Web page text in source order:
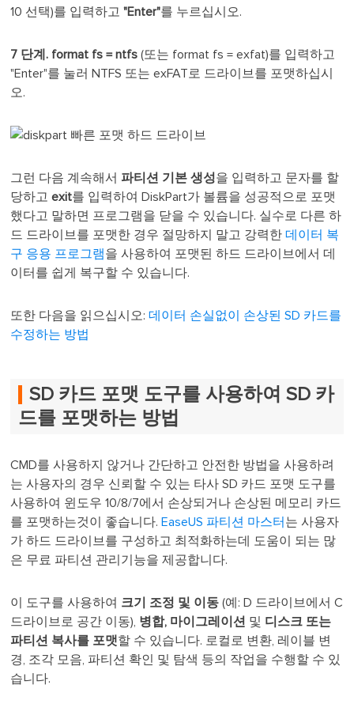
10 선택)를 입력하고"Enter"를 누르십시오.
7 단계. format fs = ntfs (또는 format fs = exfat)를 입력하고
"Enter"를 눌러 NTFS 또는 exFAT로 드라이브를 포맷하십시
오.
그런 다음 계속해서 파티션 기본 생성을 입력하고 문자를 할
당하고exit를 입력하여 DiskPart가 볼륨을 성공적으로 포맷
했다고 말하면 프로그램을 닫을 수 있습니다. 실수로 다른 하
드 드라이브를 포맷한 경우 절망하지 말고 강력한데이터 복
구 응용 프로그램을 사용하여 포맷된 하드 드라이브에서 데
이터를 쉽게 복구할 수 있습니다.
또한 다음을 읽으십시오:데이터 손실없이 손상된 SD 카드를
수정하는 방법
SD 카드 포맷 도구를 사용하여 SD 카
드를 포맷하는 방법
CMD를 사용하지 않거나 간단하고 안전한 방법을 사용하려
는 사용자의 경우 신뢰할 수 있는 타사 SD 카드 포맷 도구를
사용하여 윈도우 10/8/7에서 손상되거나 손상된 메모리 카드
를 포맷하는것이 좋습니다.EaseUS 파티션 마스터 는 사용자
가 하드 드라이브를 구성하고 최적화하는데 도움이 되는 많
은 무료 파티션 관리기능을 제공합니다.
이 도구를 사용하여 크기 조정 및 이동 (예: D 드라이브에서 C
드라이브로 공간 이동), 병합, 마이그레이션 및 디스크 또는
파티션 복사를 포맷할 수 있습니다. 로컬로 변환, 레이블 변
경, 조각 모음, 파티션 확인 및 탐색 등의 작업을 수행할 수 있
습니다.